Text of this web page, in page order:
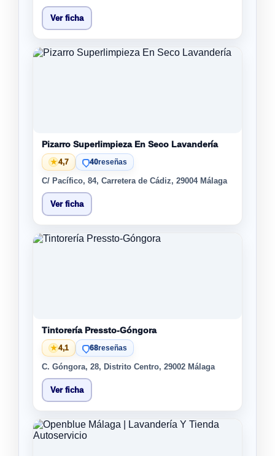
Ver ficha
Pizarro Superlimpieza En Seco Lavandería
★4,7 40reseñas
C/ Pacífico, 84, Carretera de Cádiz, 29004 Málaga
Ver ficha
Tintorería Pressto-Góngora
★4,1 68reseñas
C. Góngora, 28, Distrito Centro, 29002 Málaga
Ver ficha